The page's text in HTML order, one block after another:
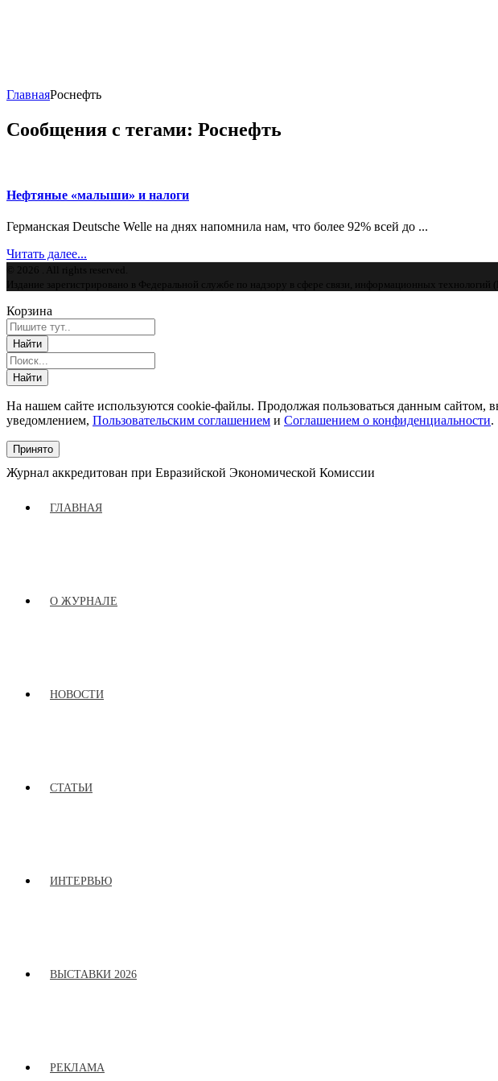
Журнал аккредитован при Евразийской Экономической Комиссии
ГЛАВНАЯ
О ЖУРНАЛЕ
НОВОСТИ
СТАТЬИ
ИНТЕРВЬЮ
ВЫСТАВКИ 2026
РЕКЛАМА
ГлавнаяРоснефть
Сообщения с тегами: Роснефть
Нефтяные «малыши» и налоги
Германская Deutsche Welle на днях напомнила нам, что более 92% всей до ...
Читать далее...
© 2026 . All rights reserved.
Издание зарегистрировано в Федеральной службе по надзору в сфере связи, информационных
Корзина
На нашем сайте используются cookie-файлы. Продолжая пользоваться данным сайтом,
уведомлением, Пользовательским соглашением и Соглашением о конфиденциальности.
Принято